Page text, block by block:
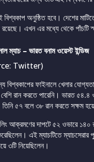
অনুষ্ঠিত হবে। দেশের
এখন এর মধ্যে থেকে পাঁচটি
ম্যাচ – ভারত বনাম ওয়েস্ট ইন্ডিজ
Twitter)
বিশ্বকাপের ফাইনালে খেলার
রান করতে পারেনি। ভারত
তিনি ৫৭ বলে ৩৮ রান করতে সক্ষম
আক্রমণের দাপটে ৫২ ওভারে
এই ম্যাচটিতে
৩টি নিয়েছিলেন।